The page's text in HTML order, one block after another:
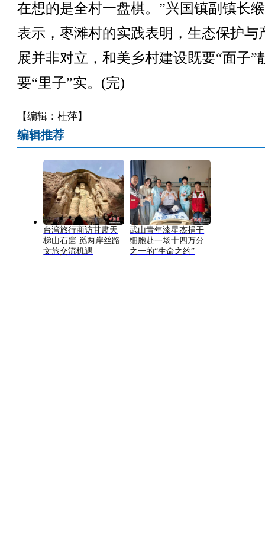
在想的是全村一盘棋。”兴国镇副镇长
表示，枣滩村的实践表明，生态保护与
展并非对立，和美乡村建设既要“面子”
要“里子”实。(完)
【编辑：杜萍】
编辑推荐
台湾旅行商访甘肃天
梯山石窟 觅两岸丝路
文旅交流机遇
武山青年漆星杰捐干
细胞赴一场十四万分
之一的“生命之约”